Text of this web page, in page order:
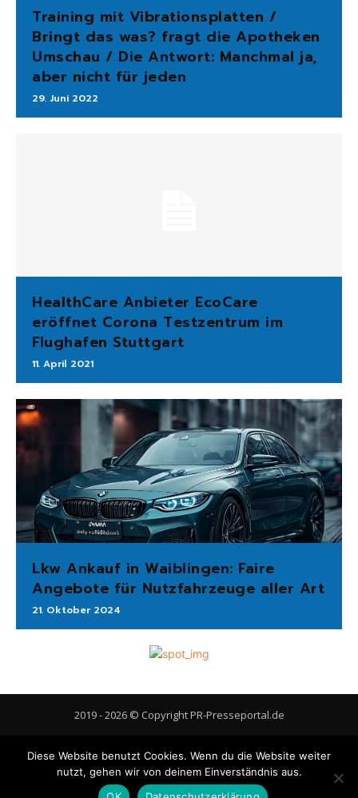
Training mit Vibrationsplatten /
Bringt das was? fragt die Apotheken
Umschau / Die Antwort: Manchmal ja,
aber nicht für jeden
29. Juni 2022
HealthCare Anbieter EcoCare
eröffnet Corona Testzentrum im
Flughafen Stuttgart
11. April 2021
Lkw Ankauf in Waiblingen: Faire
Angebote für Nutzfahrzeuge aller Art
21. Oktober 2024
2019 - 2026 © Copyright PR-Presseportal.de
Gastbeitrag veröffentlichen Cookie-Richtlinie (EU)
Diese Website benutzt Cookies. Wenn du die Website weiter
nutzt, gehen wir von deinem Einverständnis aus.